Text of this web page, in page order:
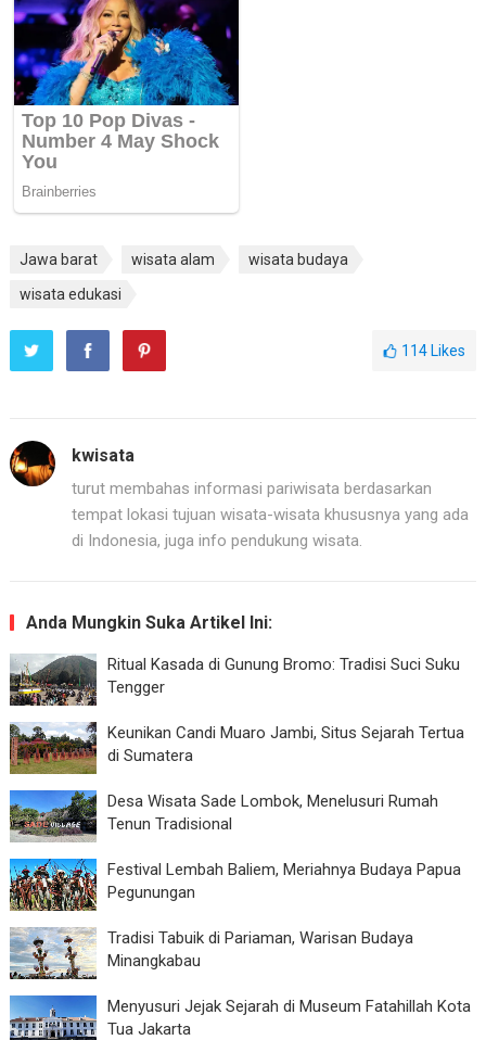
Jawa barat wisata alam
wisata budaya
wisata edukasi
114 Likes
kwisata
turut membahas informasi pariwisata berdasarkan
tempat lokasi tujuan wisata-wisata khususnya yang ada
di Indonesia, juga info pendukung wisata.
Anda Mungkin Suka Artikel Ini:
Ritual Kasada di Gunung Bromo: Tradisi Suci Suku
Tengger
Keunikan Candi Muaro Jambi, Situs Sejarah Tertua
di Sumatera
Desa Wisata Sade Lombok, Menelusuri Rumah
Tenun Tradisional
Festival Lembah Baliem, Meriahnya Budaya Papua
Pegunungan
Tradisi Tabuik di Pariaman, Warisan Budaya
Minangkabau
Menyusuri Jejak Sejarah di Museum Fatahillah Kota
Tua Jakarta